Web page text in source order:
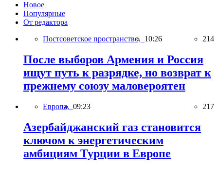
Новое
Популярные
От редактора
Постсоветское пространство, 10:26 214
После выборов Армения и Россия
ищут путь к разрядке, но возврат к
прежнему союзу маловероятен
Европа, 09:23 217
Азербайджанский газ становится
ключом к энергетическим
амбициям Турции в Европе